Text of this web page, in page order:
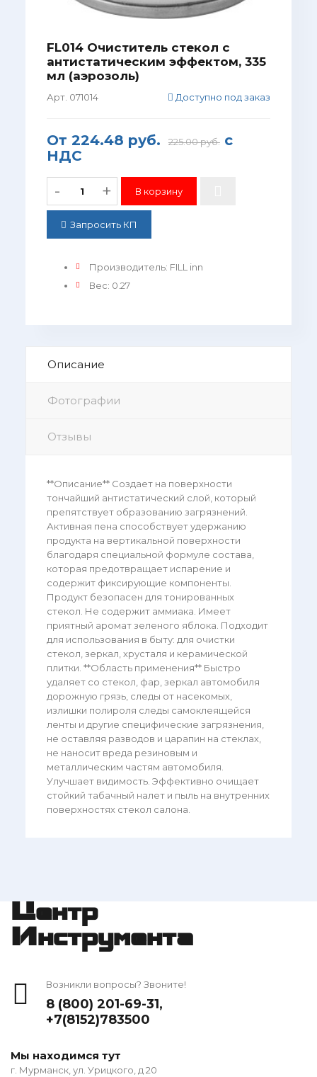
FL014 Очиститель стекол с
антистатическим эффектом, 335
мл (аэрозоль)
Арт. 071014 Доступно под заказ
От 224.48 руб. 225.00 руб.с
НДС
- +
Запросить КП
Производитель: FILL inn
Вес: 0.27
Описание
Фотографии
Отзывы
**Описание** Создает на поверхности
тончайший антистатический слой, который
препятствует образованию загрязнений.
Активная пена способствует удержанию
продукта на вертикальной поверхности
благодаря специальной формуле состава,
которая предотвращает испарение и
содержит фиксирующие компоненты.
Продукт безопасен для тонированных
стекол. Не содержит аммиака. Имеет
приятный аромат зеленого яблока. Подходит
для использования в быту: для очистки
стекол, зеркал, хрусталя и керамической
плитки. **Область применения** Быстро
удаляет со стекол, фар, зеркал автомобиля
дорожную грязь, следы от насекомых,
излишки полироля следы самоклеящейся
ленты и другие специфические загрязнения,
не оставляя разводов и царапин на стеклах,
не наносит вреда резиновым и
металлическим частям автомобиля.
Улучшает видимость. Эффективно очищает
стойкий табачный налет и пыль на внутренних
поверхностях стекол салона.
Центр
Инструмента
Возникли вопросы? Звоните!
8 (800) 201-69-31,
+7(8152)783500
Мы находимся тут
г. Мурманск, ул. Урицкого, д 20